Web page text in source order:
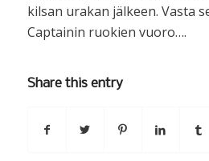
kilsan urakan jälkeen. Vasta
Captainin ruokien vuoro….
Share this entry